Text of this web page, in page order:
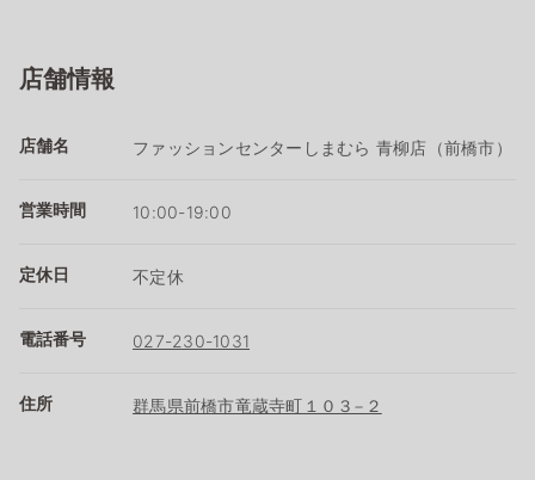
店舗情報
店舗名 ファッションセンターしまむら 青柳店（前橋市）
営業時間 10:00-19:00
定休日 不定休
電話番号 027-230-1031
住所 群馬県前橋市竜蔵寺町１０３−２